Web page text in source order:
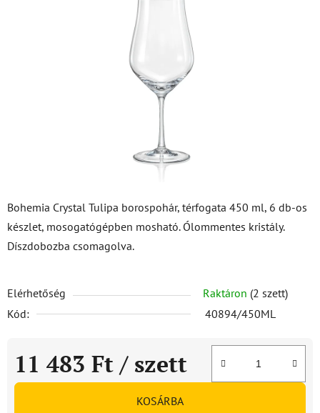
Bohemia Crystal Tulipa borospohár, térfogata 450 ml, 6 db-os
készlet, mosogatógépben mosható. Ólommentes kristály.
Díszdobozba csomagolva.
Elérhetőség Raktáron (2 szett)
Kód:
40894/450ML
11 483 Ft / szett
Egységár:
KOSÁRBA